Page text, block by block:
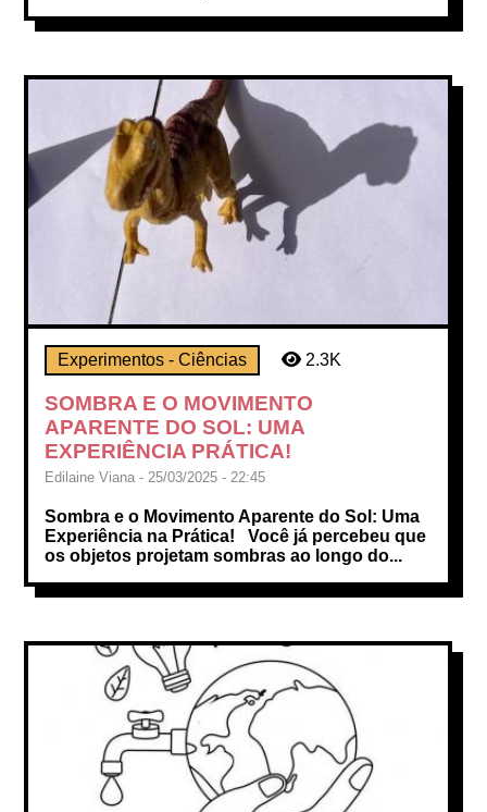
Experimentos - Ciências 2.3K
SOMBRA E O MOVIMENTO
APARENTE DO SOL: UMA
EXPERIÊNCIA PRÁTICA!
Edilaine Viana - 25/03/2025 - 22:45
Sombra e o Movimento Aparente do Sol: Uma
Experiência na Prática! Você já percebeu que
os objetos projetam sombras ao longo do...